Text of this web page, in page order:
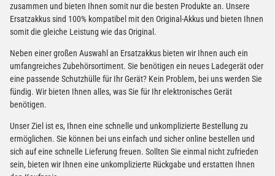
zusammen und bieten Ihnen somit nur die besten Produkte an. Unsere
Ersatzakkus sind 100% kompatibel mit den Original-Akkus und bieten Ihnen
somit die gleiche Leistung wie das Original.
Neben einer großen Auswahl an Ersatzakkus bieten wir Ihnen auch ein
umfangreiches Zubehörsortiment. Sie benötigen ein neues Ladegerät oder
eine passende Schutzhülle für Ihr Gerät? Kein Problem, bei uns werden Sie
fündig. Wir bieten Ihnen alles, was Sie für Ihr elektronisches Gerät
benötigen.
Unser Ziel ist es, Ihnen eine schnelle und unkomplizierte Bestellung zu
ermöglichen. Sie können bei uns einfach und sicher online bestellen und
sich auf eine schnelle Lieferung freuen. Sollten Sie einmal nicht zufrieden
sein, bieten wir Ihnen eine unkomplizierte Rückgabe und erstatten Ihnen